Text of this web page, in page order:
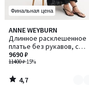
Финальная цена
ANNE WEYBURN
Длинное расклешенное
платье без рукавов, с
вышивкой
11400 ₽-15%
9690 ₽
4,7
/ 5
Количество
цветов:
2
4,7